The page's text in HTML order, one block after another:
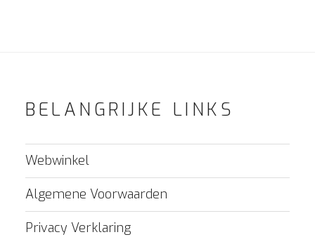
BELANGRIJKE LINKS
Webwinkel
Algemene Voorwaarden
Privacy Verklaring